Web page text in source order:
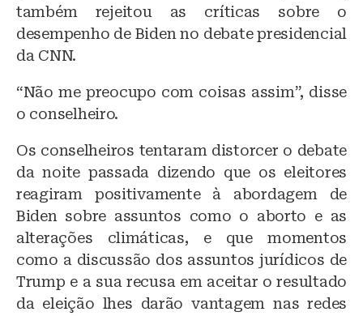
também rejeitou as críticas sobre o
desempenho de Biden no debate presidencial
da CNN.
“Não me preocupo com coisas assim”, disse
o conselheiro.
Os conselheiros tentaram distorcer o debate
da noite passada dizendo que os eleitores
reagiram positivamente à abordagem de
Biden sobre assuntos como o aborto e as
alterações climáticas, e que momentos
como a discussão dos assuntos jurídicos de
Trump e a sua recusa em aceitar o resultado
da eleição lhes darão vantagem nas redes